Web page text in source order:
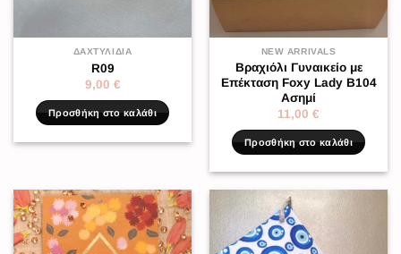
ΔΑΧΤΥΛΊΔΙΑ
R09
9,00 €
Προσθήκη στο καλάθι
NEW ARRIVALS
Βραχιόλι Γυναικείο με
Επέκταση Foxy Lady B104
Ασημί
11,00 €
Προσθήκη στο καλάθι